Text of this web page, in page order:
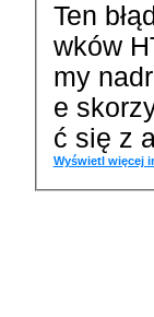
Ten
wków
my
e
ć się z
Wyświetl więcej